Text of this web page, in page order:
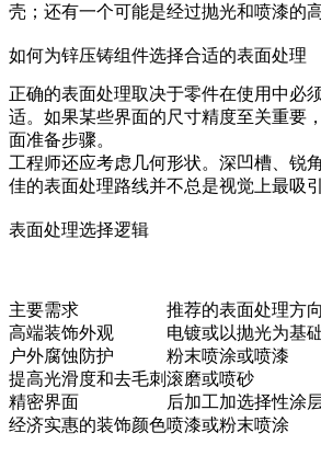
壳；还有一个可能是经过抛光和喷漆的
如何为锌压铸组件选择合适的表面处理
正确的表面处理取决于零件在使用中必
适。如果某些界面的尺寸精度至关重要
面准备步骤。
工程师还应考虑几何形状。深凹槽、锐
佳的表面处理路线并不总是视觉上最吸
表面处理选择逻辑
主要需求 推荐的表面处理方向
高端装饰外观
电镀或以抛光为基
户外腐蚀防护
粉末喷涂或喷漆
提高光滑度和去毛刺滚磨或喷砂
精密界面
后加工加选择性涂
经济实惠的装饰颜色喷漆或粉末喷涂